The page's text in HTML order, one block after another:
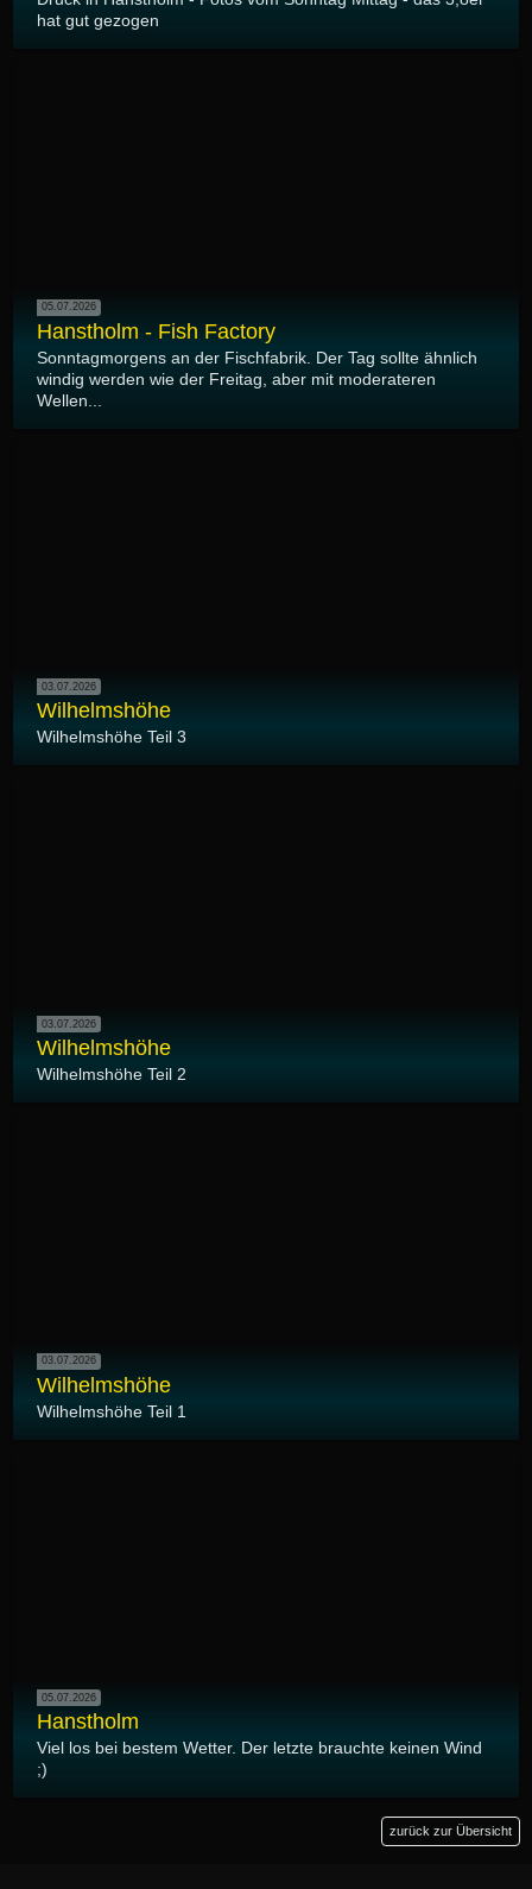
hat gut gezogen
05.07.2026
Hanstholm - Fish Factory
Sonntagmorgens an der Fischfabrik. Der Tag sollte ähnlich
windig werden wie der Freitag, aber mit moderateren
Wellen...
03.07.2026
Wilhelmshöhe
Wilhelmshöhe Teil 3
03.07.2026
Wilhelmshöhe
Wilhelmshöhe Teil 2
03.07.2026
Wilhelmshöhe
Wilhelmshöhe Teil 1
05.07.2026
Hanstholm
Viel los bei bestem Wetter. Der letzte brauchte keinen Wind
;)
zurück zur Übersicht